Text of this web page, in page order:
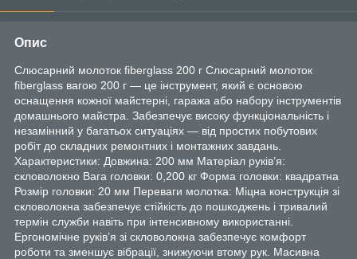
Опис
Слюсарний молоток fiberglass 200 г Слюсарний молоток
fiberglass вагою 200 г — це інструмент, який є основою
оснащення кожної майстерні, гаража або набору інструментів
домашнього майстра. Забезпечує високу функціональність і
незамінний у багатьох ситуаціях — від простих побутових
робіт до складних ремонтних і монтажних завдань.
Характеристики: Довжина: 200 мм Матеріал руків’я:
скловолокно Вага головки: 0,200 кг Форма головки: квадратна
Розмір головки: 20 мм Переваги молотка: Міцна конструкція зі
скловолокна забезпечує стійкість до пошкоджень і тривалий
термін служби навіть при інтенсивному використанні.
Ергономічне руків’я зі скловолокна забезпечує комфорт
роботи та зменшує вібрації, знижуючи втому рук. Масивна